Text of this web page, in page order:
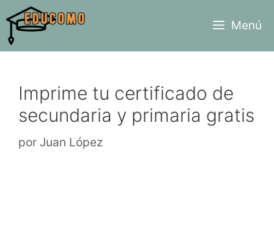
Saltar
al
contenido
Menú
Imprime tu certificado de
secundaria y primaria gratis
por Juan López